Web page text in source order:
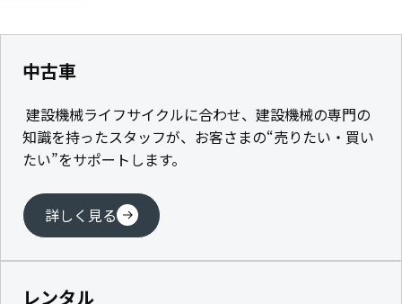
中古車
建設機械ライフサイクルに合わせ、建設機械の専門の
知識を持ったスタッフが、お客さまの“売りたい・買い
たい”をサポートします。
詳しく見る
レンタル